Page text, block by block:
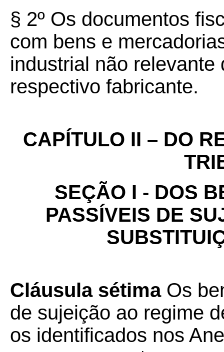
§ 2º Os documentos
com bens e
industrial não
respectivo fabricante.
CAPÍTULO II – DO
SEÇÃO I - DOS
PASSÍVEIS DE
Cláusula sétima Os
de sujeição ao regime
os identificados nos